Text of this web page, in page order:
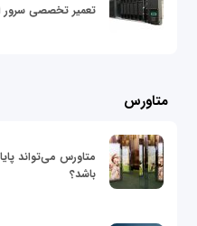
تعمیر تخصصی سرور
متاورس
متاورس می‌تواند
باشد؟